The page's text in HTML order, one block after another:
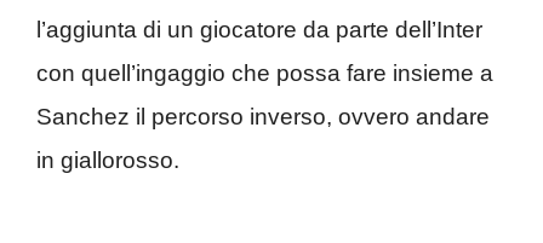
l’aggiunta di un giocatore da parte dell’Inter
con quell’ingaggio che possa fare insieme a
Sanchez il percorso inverso, ovvero andare
in giallorosso.